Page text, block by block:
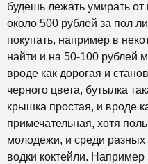
будешь лежать умирать от
около 500 рублей за пол
покупать, например в
найти и на 50-100 рублей
вроде как дорогая и
черного цвета, бутылка
крышка простая, и вроде
примечательная, хотя
молодежи, и среди разных
водки коктейли. Например